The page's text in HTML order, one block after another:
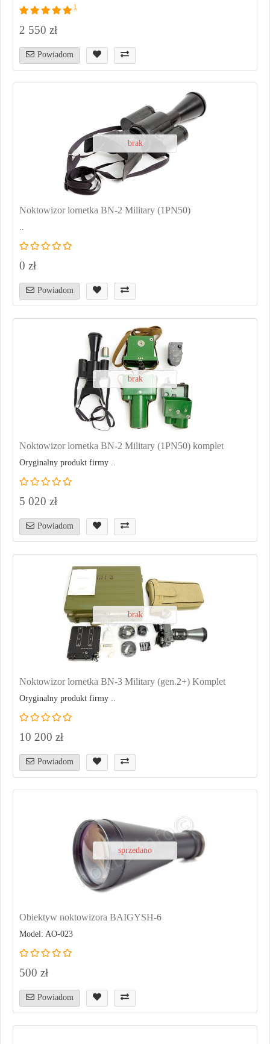
1
2 550 zł
Powiadom
brak
Noktowizor lornetka BN-2 Military (1PN50)
..
0 zł
Powiadom
brak
Noktowizor lornetka BN-2 Military (1PN50) komplet
Oryginalny produkt firmy ..
5 020 zł
Powiadom
brak
Noktowizor lornetka BN-3 Military (gen.2+) Komplet
Oryginalny produkt firmy ..
10 200 zł
Powiadom
sprzedano
Obiektyw noktowizora BAIGYSH-6
Model: AO-023
500 zł
Powiadom